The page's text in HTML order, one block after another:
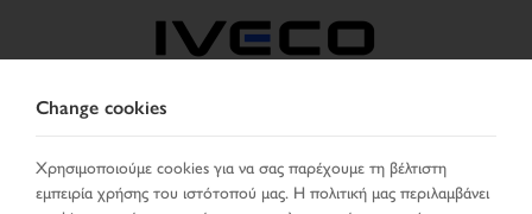
ΕΠΙΛΈΞΤΕ ΧΏΡΑ ΑΛΛΑΞΕ ΓΛΏΣΣΑ
Change cookies
Χρησιμοποιούμε cookies για να σας παρέχουμε τη βέλτιστη
εμπειρία χρήσης του ιστότοπού μας. Η πολιτική μας περιλαμβάνει